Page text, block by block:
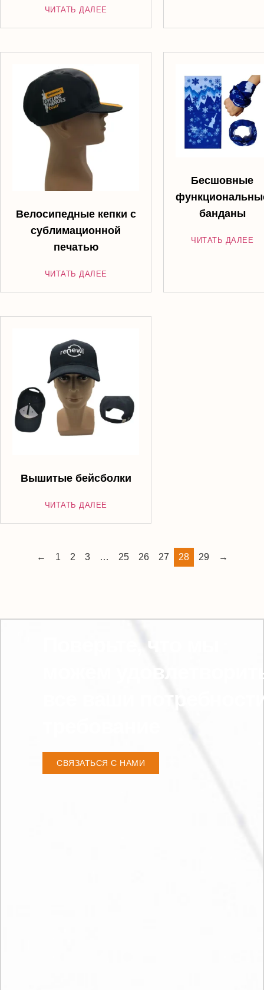
ЧИТАТЬ ДАЛЕЕ
Велосипедные кепки с
сублимационной
печатью
ЧИТАТЬ ДАЛЕЕ
Бесшовные
банданы
ЧИТАТЬ ДАЛЕЕ
Вышитые бейсболки
ЧИТАТЬ ДАЛЕЕ
← 1 2 3 … 25 26 27 28 29 →
Поверьте, что мы
можем
все ваши
СВЯЗАТЬСЯ С НАМИ